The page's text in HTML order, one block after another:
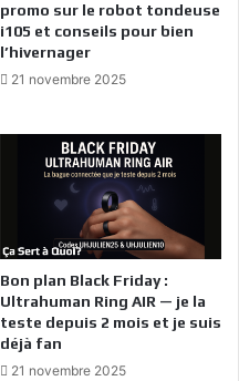
promo sur le robot tondeuse
i105 et conseils pour bien
l’hivernager
21 novembre 2025
Bon plan Black Friday :
Ultrahuman Ring AIR — je la
teste depuis 2 mois et je suis
déjà fan
21 novembre 2025